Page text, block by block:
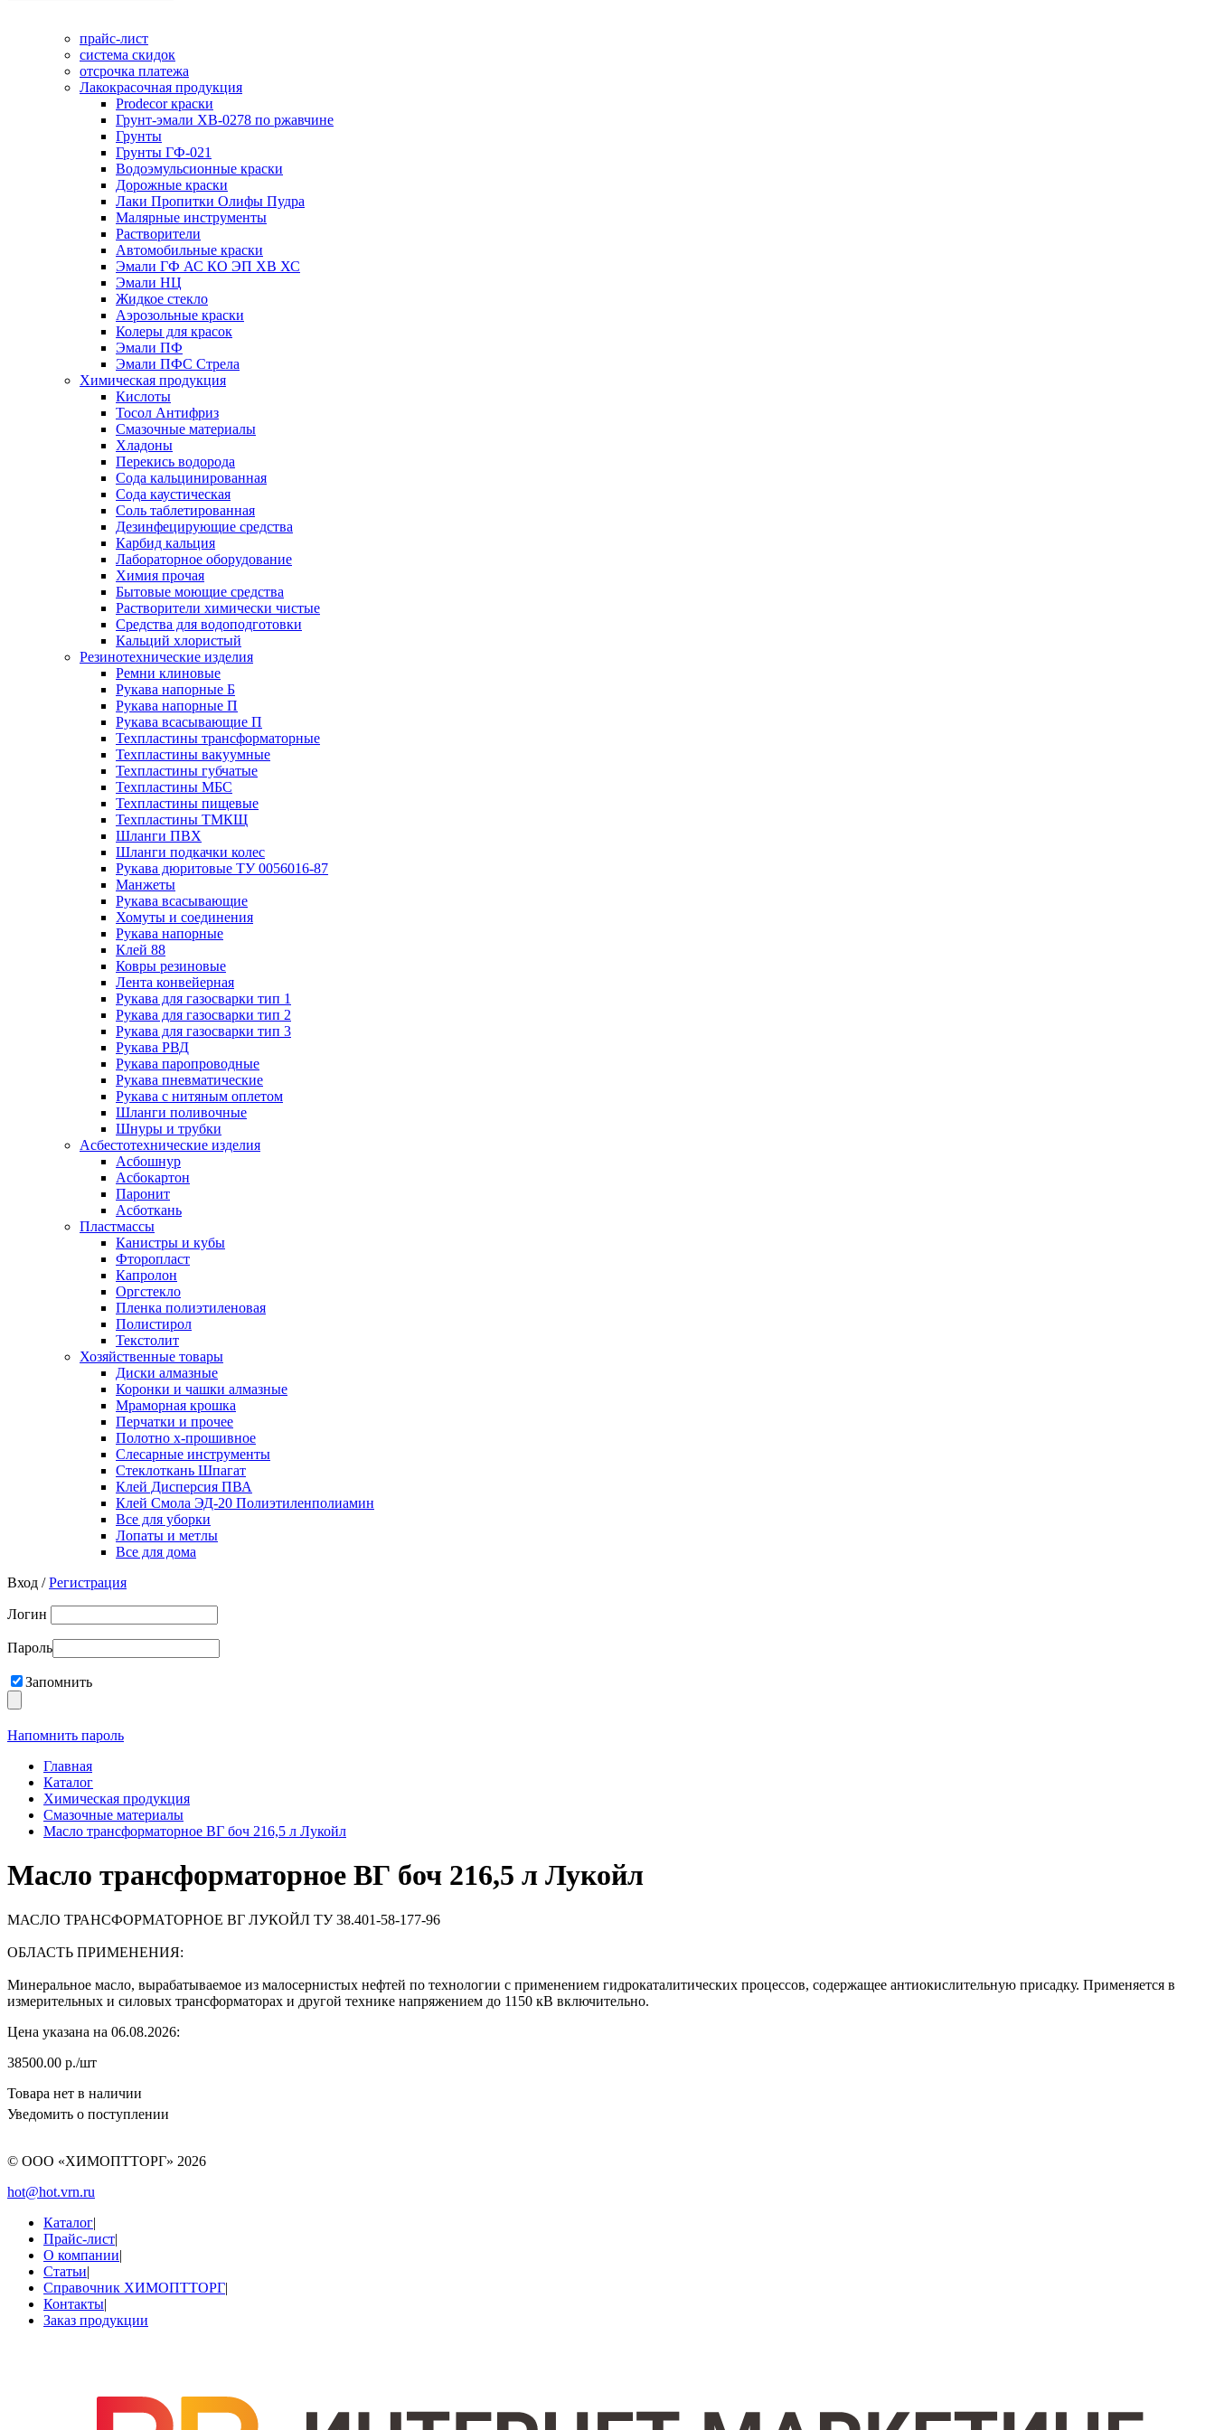
прайс-лист
система скидок
отсрочка платежа
Лакокрасочная продукция
Prodecor краски
Грунт-эмали ХВ-0278 по ржавчине
Грунты
Грунты ГФ-021
Водоэмульсионные краски
Дорожные краски
Лаки Пропитки Олифы Пудра
Малярные инструменты
Растворители
Автомобильные краски
Эмали ГФ АС КО ЭП ХВ ХС
Эмали НЦ
Жидкое стекло
Аэрозольные краски
Колеры для красок
Эмали ПФ
Эмали ПФС Стрела
Химическая продукция
Кислоты
Тосол Антифриз
Смазочные материалы
Хладоны
Перекись водорода
Сода кальцинированная
Сода каустическая
Соль таблетированная
Дезинфецирующие средства
Карбид кальция
Лабораторное оборудование
Химия прочая
Бытовые моющие средства
Растворители химически чистые
Средства для водоподготовки
Кальций хлористый
Резинотехнические изделия
Ремни клиновые
Рукава напорные Б
Рукава напорные П
Рукава всасывающие П
Техпластины трансформаторные
Техпластины вакуумные
Техпластины губчатые
Техпластины МБС
Техпластины пищевые
Техпластины ТМКЩ
Шланги ПВХ
Шланги подкачки колес
Рукава дюритовые ТУ 0056016-87
Манжеты
Рукава всасывающие
Хомуты и соединения
Рукава напорные
Клей 88
Ковры резиновые
Лента конвейерная
Рукава для газосварки тип 1
Рукава для газосварки тип 2
Рукава для газосварки тип 3
Рукава РВД
Рукава паропроводные
Рукава пневматические
Рукава с нитяным оплетом
Шланги поливочные
Шнуры и трубки
Асбестотехнические изделия
Асбошнур
Асбокартон
Паронит
Асботкань
Пластмассы
Канистры и кубы
Фторопласт
Капролон
Оргстекло
Пленка полиэтиленовая
Полистирол
Текстолит
Хозяйственные товары
Диски алмазные
Коронки и чашки алмазные
Мраморная крошка
Перчатки и прочее
Полотно х-прошивное
Слесарные инструменты
Стеклоткань Шпагат
Клей Дисперсия ПВА
Клей Смола ЭД-20 Полиэтиленполиамин
Все для уборки
Лопаты и метлы
Все для дома
Вход /Регистрация
Логин
Пароль
Запомнить
Напомнить пароль
Главная
Каталог
Химическая продукция
Смазочные материалы
Масло трансформаторное ВГ боч 216,5 л Лукойл
Масло трансформаторное ВГ боч 216,5 л Лукойл
МАСЛО ТРАНСФОРМАТОРНОЕ ВГ ЛУКОЙЛ ТУ 38.401-58-177-96
ОБЛАСТЬ ПРИМЕНЕНИЯ:
Минеральное масло, вырабатываемое из малосернистых нефтей по технологии с применением гидрокаталитических процессов, содержащее антиокислительную присадку. Применяется в
измерительных и силовых трансформаторах и другой технике напряжением до 1150 кВ включительно.
Цена указана на 06.08.2026:
38500.00 р./шт
Товара нет в наличии
Уведомить о поступлении
© ООО «ХИМОПТТОРГ» 2026
hot@hot.vrn.ru
Каталог|
Прайс-лист|
О компании|
Статьи|
Справочник ХИМОПТТОРГ|
Контакты|
Заказ продукции